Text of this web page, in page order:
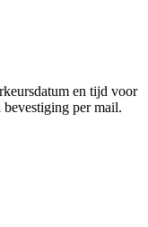
en tijd voor
per mail.